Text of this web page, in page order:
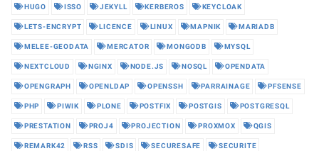
HUGO ISSO JEKYLL KERBEROS KEYCLOAK
LETS-ENCRYPT LICENCE LINUX MAPNIK MARIADB
MELEE-GEODATA MERCATOR MONGODB MYSQL
NEXTCLOUD NGINX NODE.JS NOSQL OPENDATA
OPENGRAPH OPENLDAP OPENSSH PARRAINAGE PFSENSE
PHP PIWIK PLONE POSTFIX POSTGIS POSTGRESQL
PRESTATION PROJ4 PROJECTION PROXMOX QGIS
REMARK42 RSS SDIS SECURESAFE SECURITE